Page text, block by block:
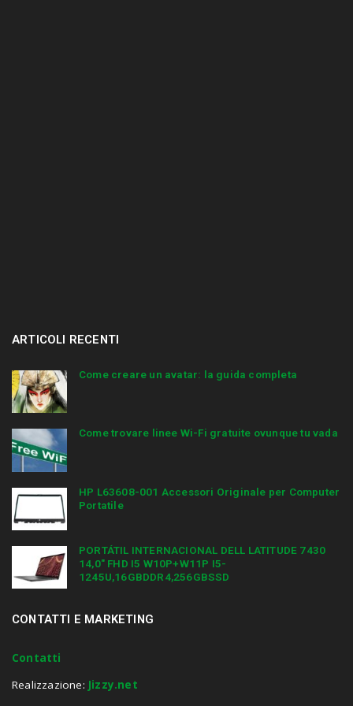
ARTICOLI RECENTI
Come creare un avatar: la guida completa
Come trovare linee Wi-Fi gratuite ovunque tu vada
HP L63608-001 Accessori Originale per Computer
Portatile
PORTÁTIL INTERNACIONAL DELL LATITUDE 7430
14,0″ FHD I5 W10P+W11P I5-
1245U,16GBDDR4,256GBSSD
CONTATTI E MARKETING
Contatti
Realizzazione: Jizzy.net